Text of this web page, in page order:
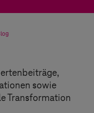
sowie
Transformation